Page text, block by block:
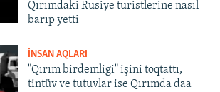
Qırımdaki Rusiye turistlerine nasıl
barıp yetti
İNSAN AQLARI
"Qırım birdemligi" işini toqtattı,
tintüv ve tutuvlar ise Qırımda daa